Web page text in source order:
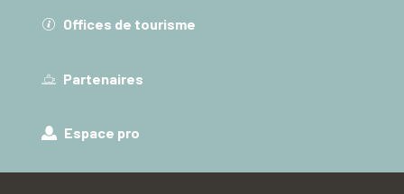
Offices de tourisme
Partenaires
Espace pro